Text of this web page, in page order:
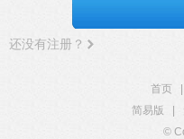
还没有注册？
首页
简易版
©